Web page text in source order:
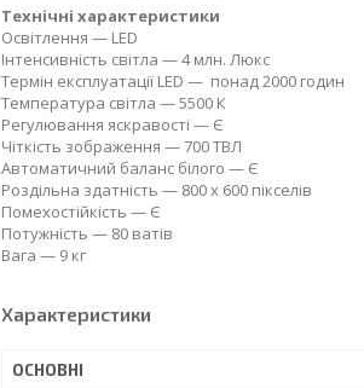
Технічні характеристики
Освітлення — LED
Інтенсивність світла — 4 млн. Люкс
Термін експлуатації LED — понад 2000 годин
Температура світла — 5500 К
Регулювання яскравості — Є
Чіткість зображення — 700 ТВЛ
Автоматичний баланс білого — Є
Роздільна здатність — 800 х 600 пікселів
Помехостійкість — Є
Потужність — 80 ватів
Вага — 9 кг
Характеристики
ОСНОВНІ